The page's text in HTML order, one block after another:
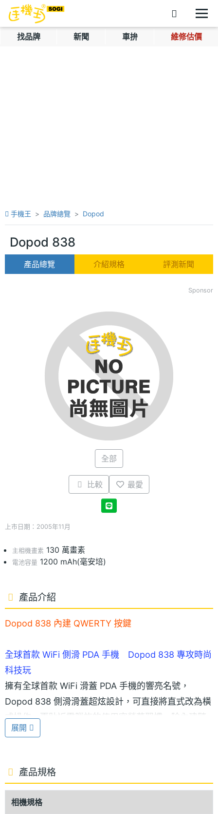
找品牌 新聞 車拚 維修估價
手機王 品牌總覽 Dopod
Dopod 838
產品總覽 介紹規格 評測新聞
Sponsor
全部
比較 最愛
上市日期：2005年11月
主相機畫素 130 萬畫素
電池容量 1200 mAh(毫安培)
產品介紹
Dopod 838 內建 QWERTY 按鍵
全球首款 WiFi 側滑 PDA 手機 Dopod 838 專攻時尚
科技玩
擁有全球首款 WiFi 滑蓋 PDA 手機的響亮名號，
Dopod 838 側滑滑蓋超炫設計，可直接將直式改為橫
式操作，更貼近電腦族的使用寬螢幕習慣。除內建隨
選隨看的 IMTV 及 KKBOX 線上聆賞音樂等影音功
外，資料管理上更為便利，程式及資料儲存於 FLASH
展開
產品規格
相機規格